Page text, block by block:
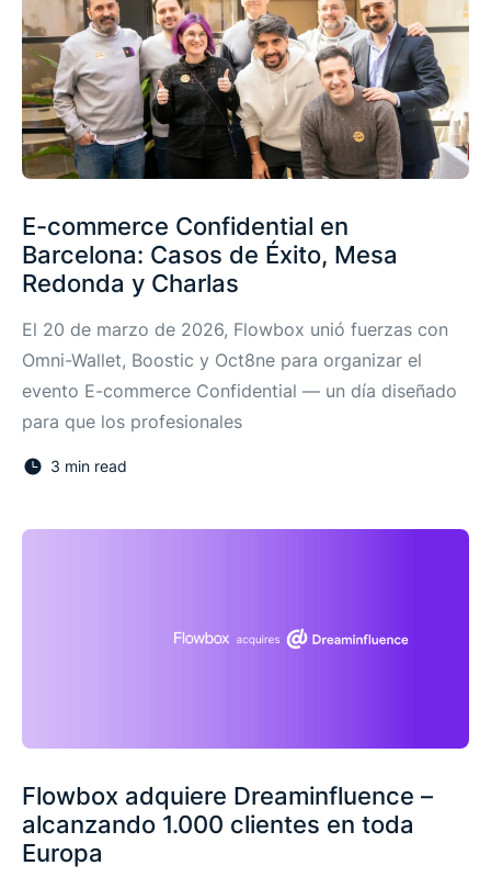
E-commerce Confidential en
Barcelona: Casos de Éxito, Mesa
Redonda y Charlas
El 20 de marzo de 2026, Flowbox unió fuerzas con
Omni-Wallet, Boostic y Oct8ne para organizar el
evento E-commerce Confidential — un día diseñado
para que los profesionales
3 min read
Flowbox adquiere Dreaminfluence –
alcanzando 1.000 clientes en toda
Europa